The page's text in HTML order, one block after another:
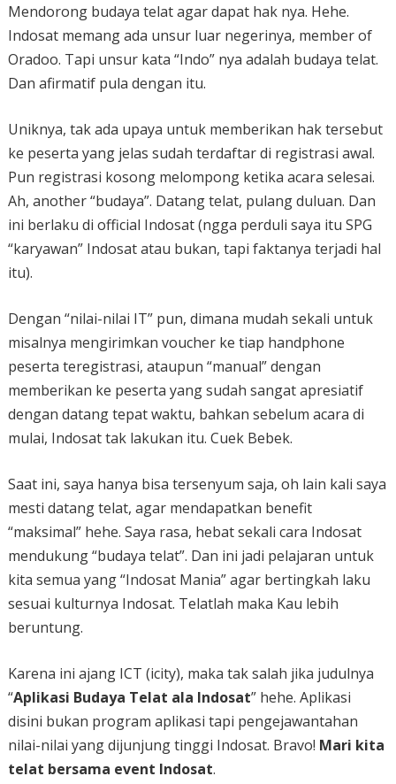
Mendorong budaya telat agar dapat hak nya. Hehe.
Indosat memang ada unsur luar negerinya, member of
Oradoo. Tapi unsur kata “Indo” nya adalah budaya telat.
Dan afirmatif pula dengan itu.
Uniknya, tak ada upaya untuk memberikan hak tersebut
ke peserta yang jelas sudah terdaftar di registrasi awal.
Pun registrasi kosong melompong ketika acara selesai.
Ah, another “budaya”. Datang telat, pulang duluan. Dan
ini berlaku di official Indosat (ngga perduli saya itu SPG
“karyawan” Indosat atau bukan, tapi faktanya terjadi hal
itu).
Dengan “nilai-nilai IT” pun, dimana mudah sekali untuk
misalnya mengirimkan voucher ke tiap handphone
peserta teregistrasi, ataupun “manual” dengan
memberikan ke peserta yang sudah sangat apresiatif
dengan datang tepat waktu, bahkan sebelum acara di
mulai, Indosat tak lakukan itu. Cuek Bebek.
Saat ini, saya hanya bisa tersenyum saja, oh lain kali saya
mesti datang telat, agar mendapatkan benefit
“maksimal” hehe. Saya rasa, hebat sekali cara Indosat
mendukung “budaya telat”. Dan ini jadi pelajaran untuk
kita semua yang “Indosat Mania” agar bertingkah laku
sesuai kulturnya Indosat. Telatlah maka Kau lebih
beruntung.
Karena ini ajang ICT (icity), maka tak salah jika judulnya
“Aplikasi Budaya Telat ala Indosat” hehe. Aplikasi
disini bukan program aplikasi tapi pengejawantahan
nilai-nilai yang dijunjung tinggi Indosat. Bravo! Mari kita
telat bersama event Indosat.